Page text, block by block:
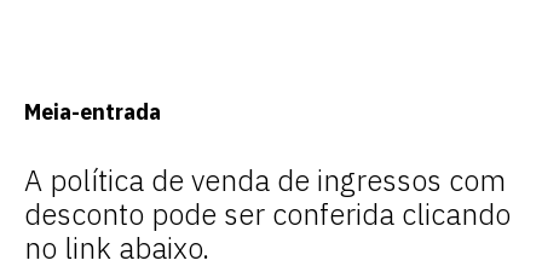
Meia-entrada
A política de venda de ingressos com
desconto pode ser conferida clicando
no link abaixo.